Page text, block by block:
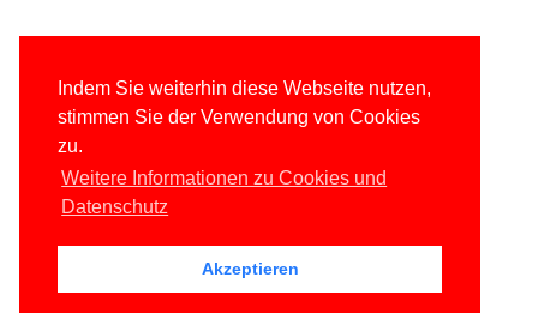
Indem Sie weiterhin diese Webseite nutzen,
stimmen Sie der Verwendung von Cookies
zu.
Weitere Informationen zu Cookies und
Datenschutz
Akzeptieren